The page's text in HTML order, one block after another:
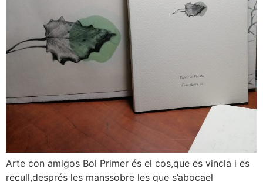
Arte con amigos Bol Primer és el cos,que es vincla i es
recull,després les manssobre les que s’abocael